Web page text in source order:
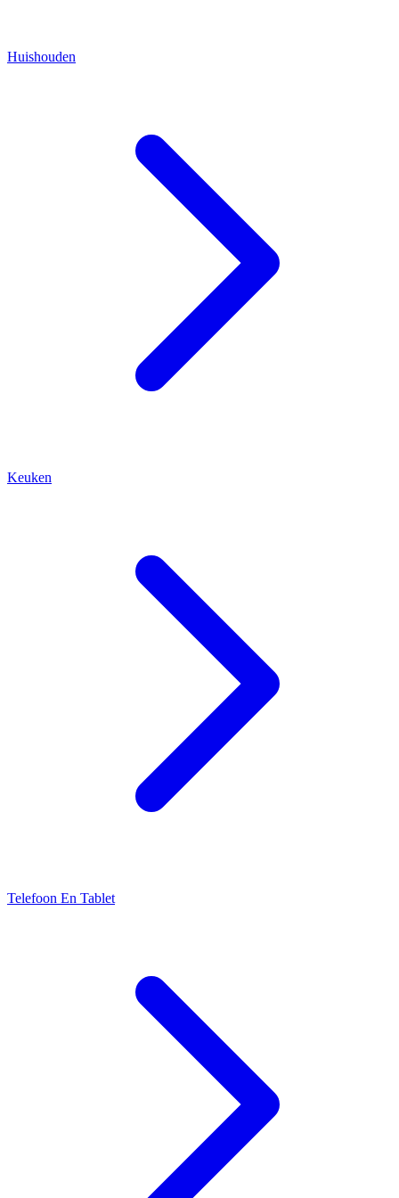
Huishouden
Keuken
Telefoon En Tablet